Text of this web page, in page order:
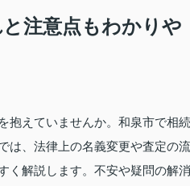
注意点もわかりや
抱えていませんか。和泉市で相続
は、法律上の名義変更や査定の流
く解説します。不安や疑問の解消